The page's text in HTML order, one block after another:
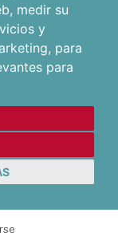
, medir su
y
, para
para